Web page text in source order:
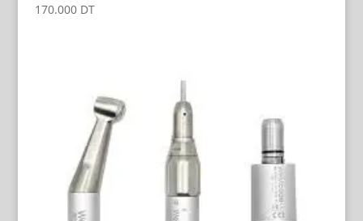
170.000DT